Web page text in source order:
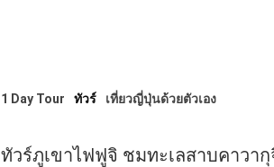
1 Day Tour ทัวร์ เที่ยวญี่ปุ่นด้วยตัวเอง
ทัวร์ภูเขาไฟฟูจิ ชมทะเลสาบคาวา